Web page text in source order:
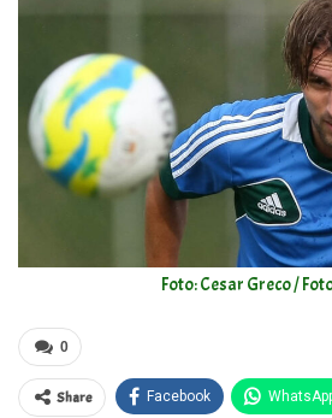
Foto: Cesar Greco /
0
Share Facebook